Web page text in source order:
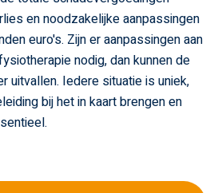
en noodzakelijke aanpassingen
euro's. Zijn er aanpassingen aan
nodig, dan kunnen de
uitvallen. Iedere situatie is uniek,
bij het in kaart brengen en